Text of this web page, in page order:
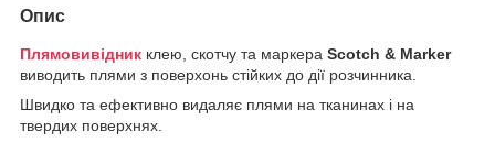
Опис
Плямовивідник клею, скотчу та маркера Scotch & Marker
виводить плями з поверхонь стійких до дії розчинника.
Швидко та ефективно видаляє плями на тканинах і на
твердих поверхнях.